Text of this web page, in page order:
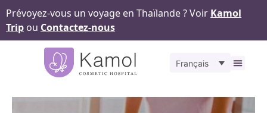
Prévoyez-vous un voyage en Thaïlande ? Voir Kamol
Trip ou Contactez-nous
Français